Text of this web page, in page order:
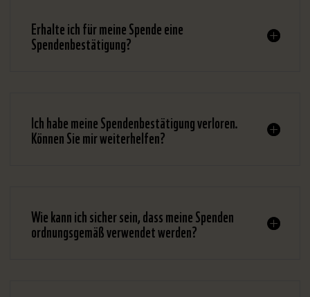
Erhalte ich für meine Spende eine
Spendenbestätigung?
Ich habe meine Spendenbestätigung verloren.
Können Sie mir weiterhelfen?
Wie kann ich sicher sein, dass meine Spenden
ordnungsgemäß verwendet werden?